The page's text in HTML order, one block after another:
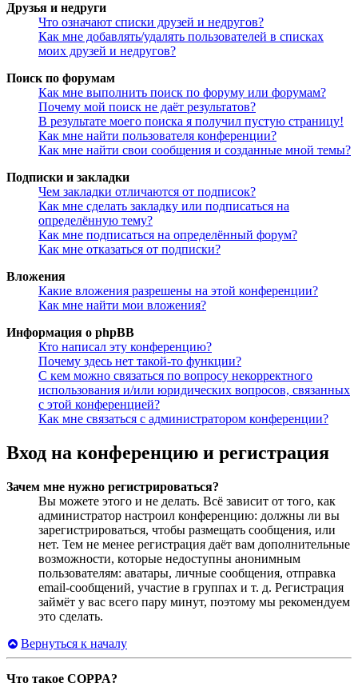
Друзья и недруги
Что означают списки друзей и недругов?
Как мне добавлять/удалять пользователей в списках
моих друзей и недругов?
Поиск по форумам
Как мне выполнить поиск по форуму или форумам?
Почему мой поиск не даёт результатов?
В результате моего поиска я получил пустую страницу!
Как мне найти пользователя конференции?
Как мне найти свои сообщения и созданные мной темы?
Подписки и закладки
Чем закладки отличаются от подписок?
Как мне сделать закладку или подписаться на
определённую тему?
Как мне подписаться на определённый форум?
Как мне отказаться от подписки?
Вложения
Какие вложения разрешены на этой конференции?
Как мне найти мои вложения?
Информация о phpBB
Кто написал эту конференцию?
Почему здесь нет такой-то функции?
С кем можно связаться по вопросу некорректного
использования и/или юридических вопросов, связанных
с этой конференцией?
Как мне связаться с администратором конференции?
Вход на конференцию и регистрация
Зачем мне нужно регистрироваться?
Вы можете этого и не делать. Всё зависит от того, как
администратор настроил конференцию: должны ли вы
зарегистрироваться, чтобы размещать сообщения, или
нет. Тем не менее регистрация даёт вам дополнительные
возможности, которые недоступны анонимным
пользователям: аватары, личные сообщения, отправка
email-сообщений, участие в группах и т. д. Регистрация
займёт у вас всего пару минут, поэтому мы рекомендуем
это сделать.
Вернуться к началу
Что такое COPPA?